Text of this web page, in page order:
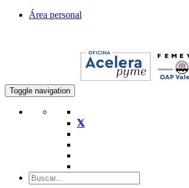
Área personal
Toggle navigation